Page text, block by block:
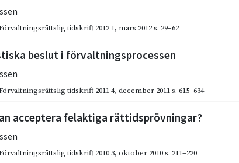
tidskrift 2012 1, mars 2012s. 29–62
beslut i förvaltningsprocessen
tidskrift 2011 4, december 2011s. 615–634
acceptera felaktiga rättidsprövningar?
tidskrift 2010 3, oktober 2010s. 211–220